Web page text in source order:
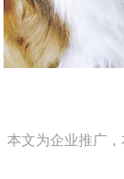
本文为企业推广